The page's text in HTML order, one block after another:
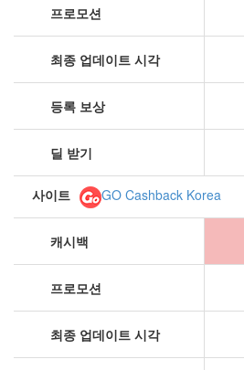
프로모션
최종 업데이트 시각
등록 보상
딜 받기
사이트 GO Cashback Korea
캐시백
프로모션
최종 업데이트 시각